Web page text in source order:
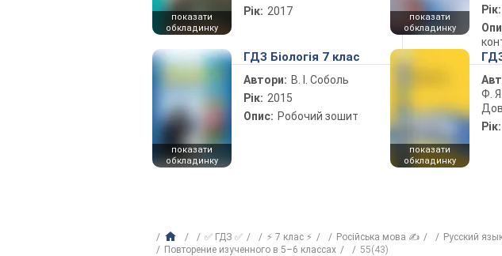
показати
обкладинку
Рік: 2017
показати
обкладинку
Рік:
показати
обкладинку
ГДЗ Біологія 7 клас
Автори: В. І. Соболь
Рік: 2015
Опис: Робочий зошит
показати
обкладинку
Ф.
Рік:
✅ ГДЗ ✅ ⚡ 7 клас ⚡ Російська мова ✍ Русский
Повторение изученного в 5–6 классах
55(43)